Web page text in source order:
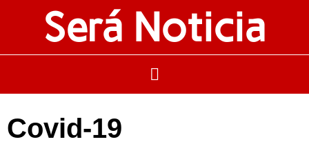
Será Noticia
Covid-19